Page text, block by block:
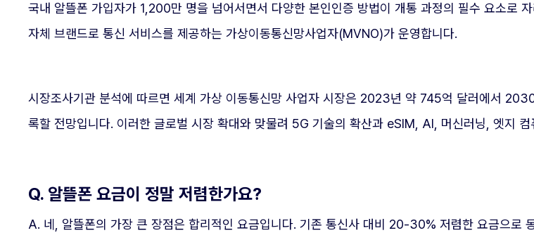
국내 알뜰폰 가입자가 1,200만 명을 넘어서면서 다양한 본인인증 방법이 개통 과정의 필수 요소로
자체 브랜드로 통신 서비스를 제공하는 가상이동통신망사업자(MVNO)가 운영합니다.
시장조사기관 분석에 따르면 세계 가상 이동통신망 사업자 시장은 2023년 약 745억 달러에서
록할 전망입니다. 이러한 글로벌 시장 확대와 맞물려 5G 기술의 확산과 eSIM, AI, 머신러닝, 엣지
Q. 알뜰폰 요금이 정말 저렴한가요?
A. 네, 알뜰폰의 가장 큰 장점은 합리적인 요금입니다. 기존 통신사 대비 20-30% 저렴한 요금으로